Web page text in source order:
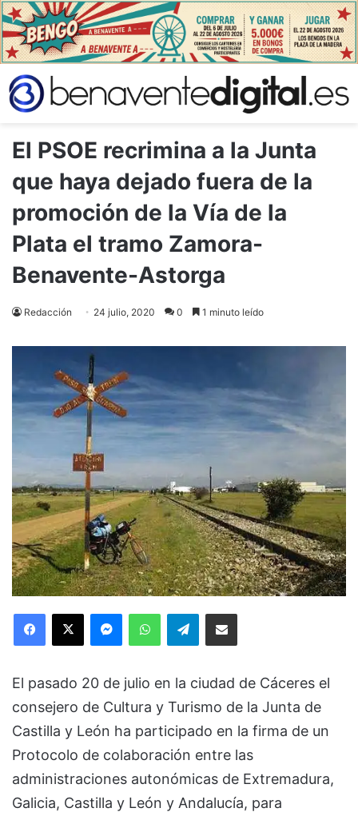
El PSOE recrimina a la Junta
que haya dejado fuera de la
promoción de la Vía de la
Plata el tramo Zamora-
Benavente-Astorga
Redacción 24 julio, 2020 0 1 minuto leído
Facebook
X MessengerWhatsAppTelegramCompartir via Email
El pasado 20 de julio en la ciudad de Cáceres el
consejero de Cultura y Turismo de la Junta de
Castilla y León ha participado en la firma de un
Protocolo de colaboración entre las
administraciones autonómicas de Extremadura,
Galicia, Castilla y León y Andalucía, para